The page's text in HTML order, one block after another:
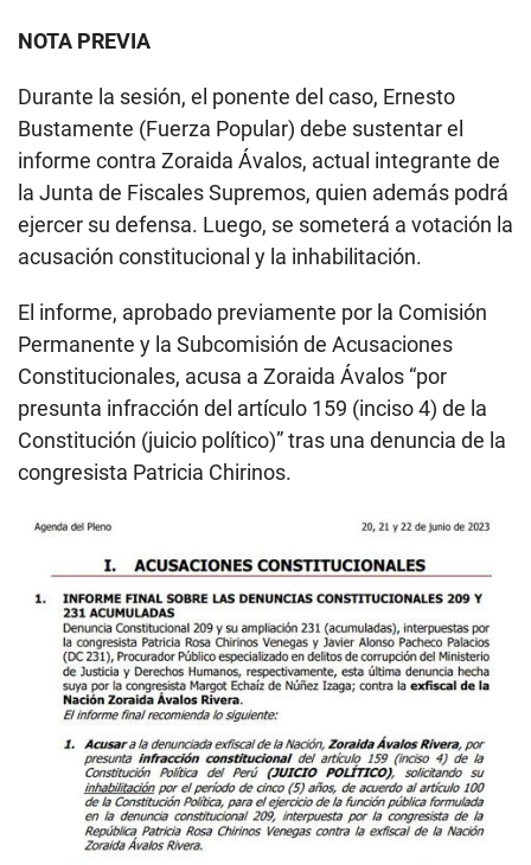
NOTA PREVIA
Durante la sesión, el ponente del caso, Ernesto
Bustamente (Fuerza Popular) debe sustentar el
informe contra Zoraida Ávalos, actual integrante de
la Junta de Fiscales Supremos, quien además podrá
ejercer su defensa. Luego, se someterá a votación la
acusación constitucional y la inhabilitación.
El informe, aprobado previamente por la Comisión
Permanente y la Subcomisión de Acusaciones
Constitucionales, acusa a Zoraida Ávalos “por
presunta infracción del artículo 159 (inciso 4) de la
Constitución (juicio político)” tras una denuncia de la
congresista Patricia Chirinos.